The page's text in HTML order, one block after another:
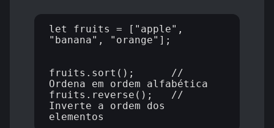
let fruits = ["apple",
"banana", "orange"];
fruits.sort();      //
Ordena em ordem alfabética
fruits.reverse();   //
Inverte a ordem dos